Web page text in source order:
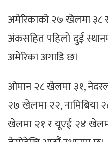
अमेरिकाको २७ खेलमा ३८
अंकसहित पहिलो दुई
अमेरिका अगाडि छ।
ओमान २८ खेलमा ३१,
२७ खेलमा २२, नामिबिया
खेलमा २१ र यूएई २४